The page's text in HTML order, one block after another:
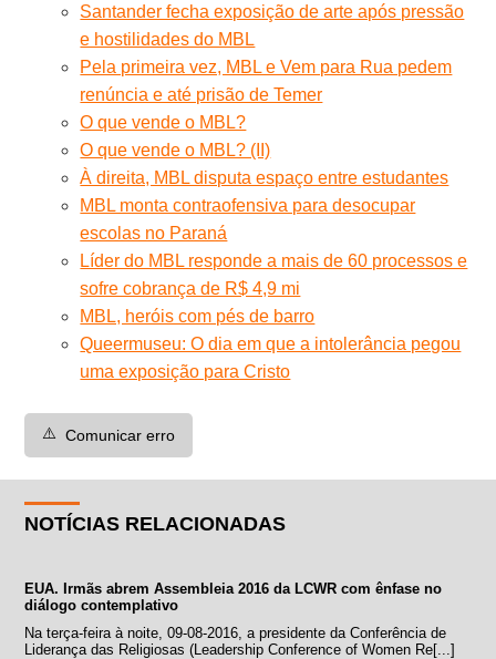
Santander fecha exposição de arte após pressão
e hostilidades do MBL
Pela primeira vez, MBL e Vem para Rua pedem
renúncia e até prisão de Temer
O que vende o MBL?
O que vende o MBL? (II)
À direita, MBL disputa espaço entre estudantes
MBL monta contraofensiva para desocupar
escolas no Paraná
Líder do MBL responde a mais de 60 processos e
sofre cobrança de R$ 4,9 mi
MBL, heróis com pés de barro
Queermuseu: O dia em que a intolerância pegou
uma exposição para Cristo
⚠️ Comunicar erro
NOTÍCIAS RELACIONADAS
EUA. Irmãs abrem Assembleia 2016 da LCWR com ênfase no
diálogo contemplativo
Na terça-feira à noite, 09-08-2016, a presidente da Conferência de
Liderança das Religiosas (Leadership Conference of Women Re[...]